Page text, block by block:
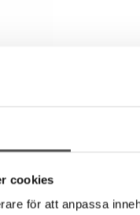
cookies
för att anpassa